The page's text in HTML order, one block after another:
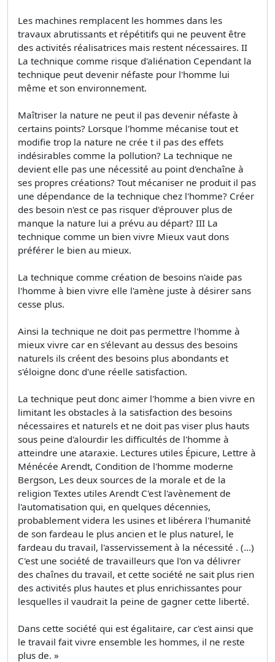
Les machines remplacent les hommes dans les
travaux abrutissants et répétitifs qui ne peuvent être
des activités réalisatrices mais restent nécessaires. II
La technique comme risque d'aliénation Cependant la
technique peut devenir néfaste pour l'homme lui
même et son environnement.
Maîtriser la nature ne peut il pas devenir néfaste à
certains points? Lorsque l'homme mécanise tout et
modifie trop la nature ne crée t il pas des effets
indésirables comme la pollution? La technique ne
devient elle pas une nécessité au point d'enchaîne à
ses propres créations? Tout mécaniser ne produit il pas
une dépendance de la technique chez l'homme? Créer
des besoin n'est ce pas risquer d'éprouver plus de
manque la nature lui a prévu au départ? III La
technique comme un bien vivre Mieux vaut dons
préférer le bien au mieux.
La technique comme création de besoins n'aide pas
l'homme à bien vivre elle l'amène juste à désirer sans
cesse plus.
Ainsi la technique ne doit pas permettre l'homme à
mieux vivre car en s'élevant au dessus des besoins
naturels ils créent des besoins plus abondants et
s'éloigne donc d'une réelle satisfaction.
La technique peut donc aimer l'homme a bien vivre en
limitant les obstacles à la satisfaction des besoins
nécessaires et naturels et ne doit pas viser plus hauts
sous peine d'alourdir les difficultés de l'homme à
atteindre une ataraxie. Lectures utiles Épicure, Lettre à
Ménécée Arendt, Condition de l'homme moderne
Bergson, Les deux sources de la morale et de la
religion Textes utiles Arendt C'est l'avènement de
l'automatisation qui, en quelques décennies,
probablement videra les usines et libérera l'humanité
de son fardeau le plus ancien et le plus naturel, le
fardeau du travail, l'asservissement à la nécessité . (...)
C'est une société de travailleurs que l'on va délivrer
des chaînes du travail, et cette société ne sait plus rien
des activités plus hautes et plus enrichissantes pour
lesquelles il vaudrait la peine de gagner cette liberté.
Dans cette société qui est égalitaire, car c'est ainsi que
le travail fait vivre ensemble les hommes, il ne reste
plus de. »